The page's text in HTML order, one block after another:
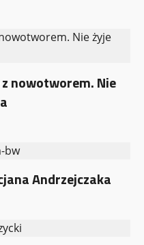
z nowotworem. Nie
Andrzejczaka